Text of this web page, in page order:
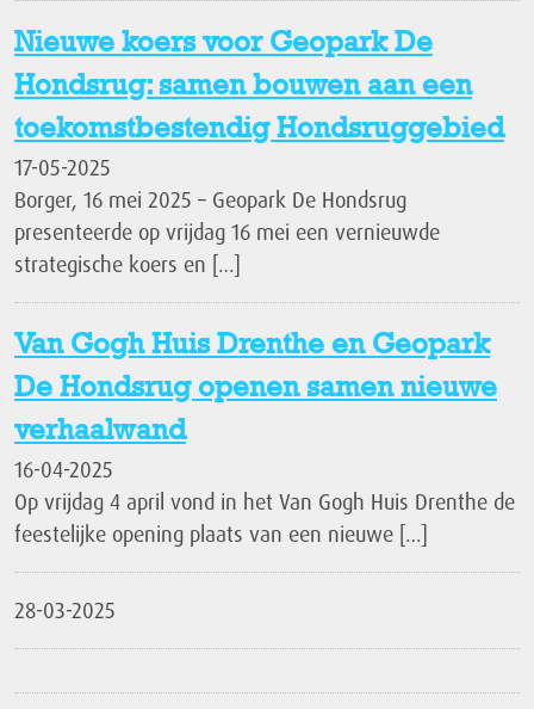
Nieuwe koers voor Geopark De
Hondsrug: samen bouwen aan een
toekomstbestendig Hondsruggebied
17-05-2025
Borger, 16 mei 2025 – Geopark De Hondsrug
presenteerde op vrijdag 16 mei een vernieuwde
strategische koers en […]
Van Gogh Huis Drenthe en Geopark
De Hondsrug openen samen nieuwe
verhaalwand
16-04-2025
Op vrijdag 4 april vond in het Van Gogh Huis Drenthe de
feestelijke opening plaats van een nieuwe […]
28-03-2025